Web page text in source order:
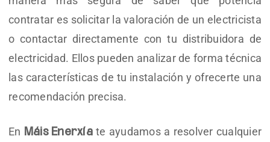
contratar es solicitar la valoración de un electricista
o contactar directamente con tu distribuidora de
electricidad. Ellos pueden analizar de forma técnica
las características de tu instalación y ofrecerte una
recomendación precisa.
En Máis Enerxíate ayudamos a resolver cualquier